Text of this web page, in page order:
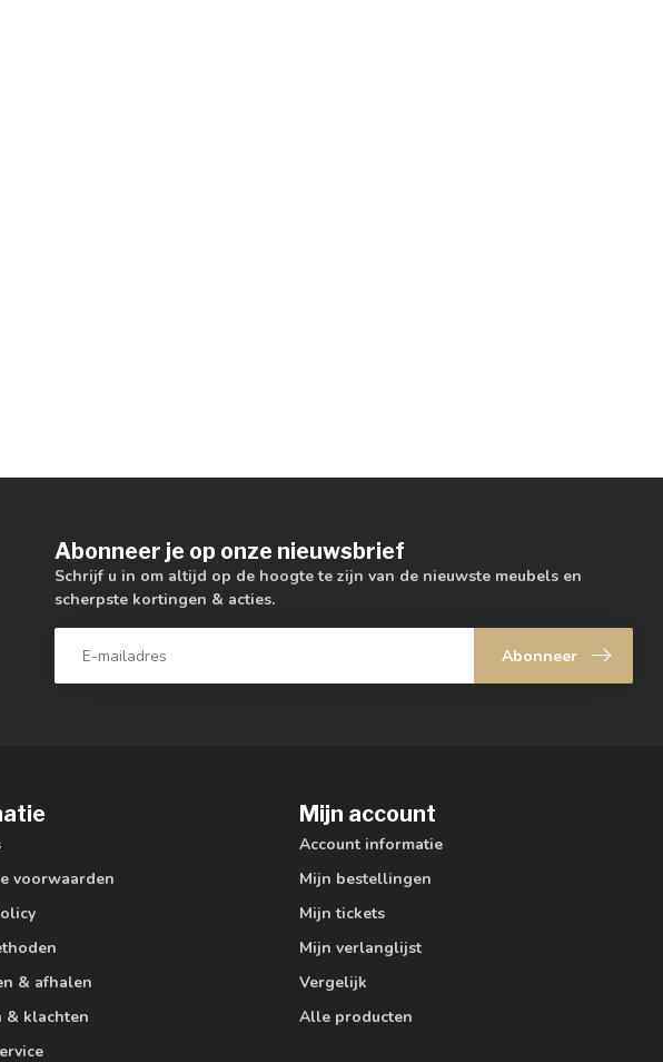
Abonneer je op onze nieuwsbrief
Schrijf u in om altijd op de hoogte te zijn van de nieuwste meubels en
scherpste kortingen & acties.
Abonneer
voorwaarden
& afhalen
& klachten
Mijn account
Account informatie
Mijn bestellingen
Mijn tickets
Mijn verlanglijst
Vergelijk
Alle producten